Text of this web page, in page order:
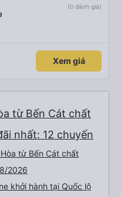
(0 đánh giá)
Xem giá
từ Bến Cát chất
nhất: 12 chuyến
từ Bến Cát chất
2026
khởi hành tại Quốc lộ